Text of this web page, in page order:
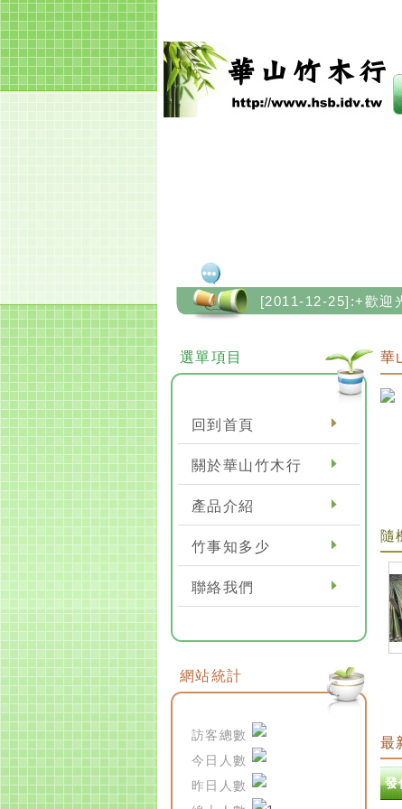
[2011-12-25]:+歡迎
選單項目
回到首頁
關於華山竹木行
產品介紹
竹事知多少
聯絡我們
網站統計
訪客總數
今日人數
昨日人數
華
隨
最
發